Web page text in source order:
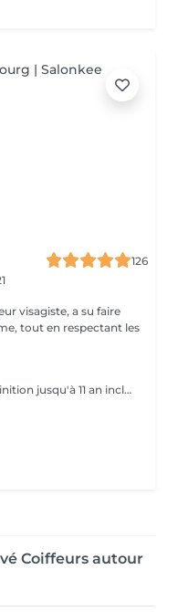
126
visagiste, a su faire
tout en respectant les
Diagnostic, Shampooing, Coiffage, Finition jusqu'à 11 an inclus
Coiffeurs autour